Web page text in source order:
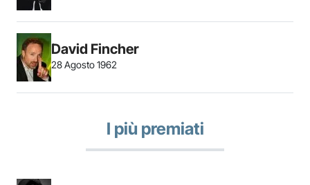
David Fincher
28 Agosto 1962
I più premiati